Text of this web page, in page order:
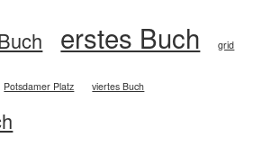
erstes Buch grid
Potsdamer Platz viertes Buch